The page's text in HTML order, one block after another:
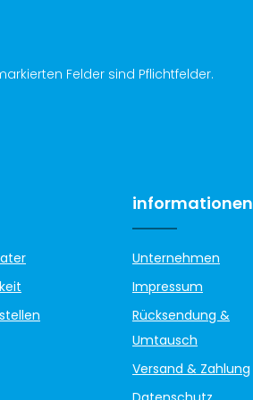
Felder sind Pflichtfelder.
informationen
Unternehmen
Impressum
Rücksendung &
Umtausch
Versand & Zahlung